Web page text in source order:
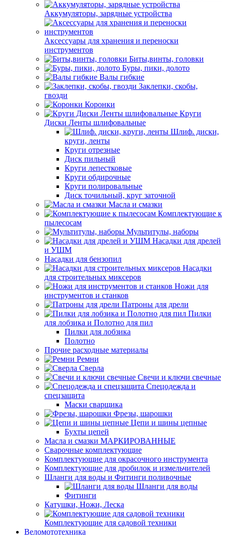
Аккумуляторы, зарядные устройства
Аксессуары для хранения и переноски
инструментов
Биты,винты, головки
Буры, пики, долото
Валы гибкие
Заклепки, скобы,
гвозди
Коронки
Круги
Диски Ленты шлифовальные
Шлиф. диски,
круги, ленты
Круги отрезные
Диск пильный
Круги лепестковые
Круги обдирочные
Круги полировальные
Диск точильный, круг заточной
Масла и смазки
Комплектующие к
пылесосам
Мультитулы, наборы
Насадки для дрелей
и УШМ
Насадки для бензопил
Насадки
для строительных миксеров
Ножи для
инструментов и станков
Патроны для дрели
Пилки
для лобзика и Полотно для пил
Пилки для лобзика
Полотно
Прочие расходные материалы
Ремни
Сверла
Свечи и ключи свечные
Спецодежда и
спецзащита
Маски сварщика
Фрезы, шарошки
Цепи и шины цепные
Бухты цепей
Масла и смазки МАРКИРОВАННЫЕ
Сварочные комплектующие
Комплектующие для окрасочного инструмента
Комплектующие для дробилок и измельчителей
Шланги для воды и Фитинги поливочные
Шланги для воды
Фитинги
Катушки, Ножи, Леска
Комплектующие для садовой техники
Веломототехника